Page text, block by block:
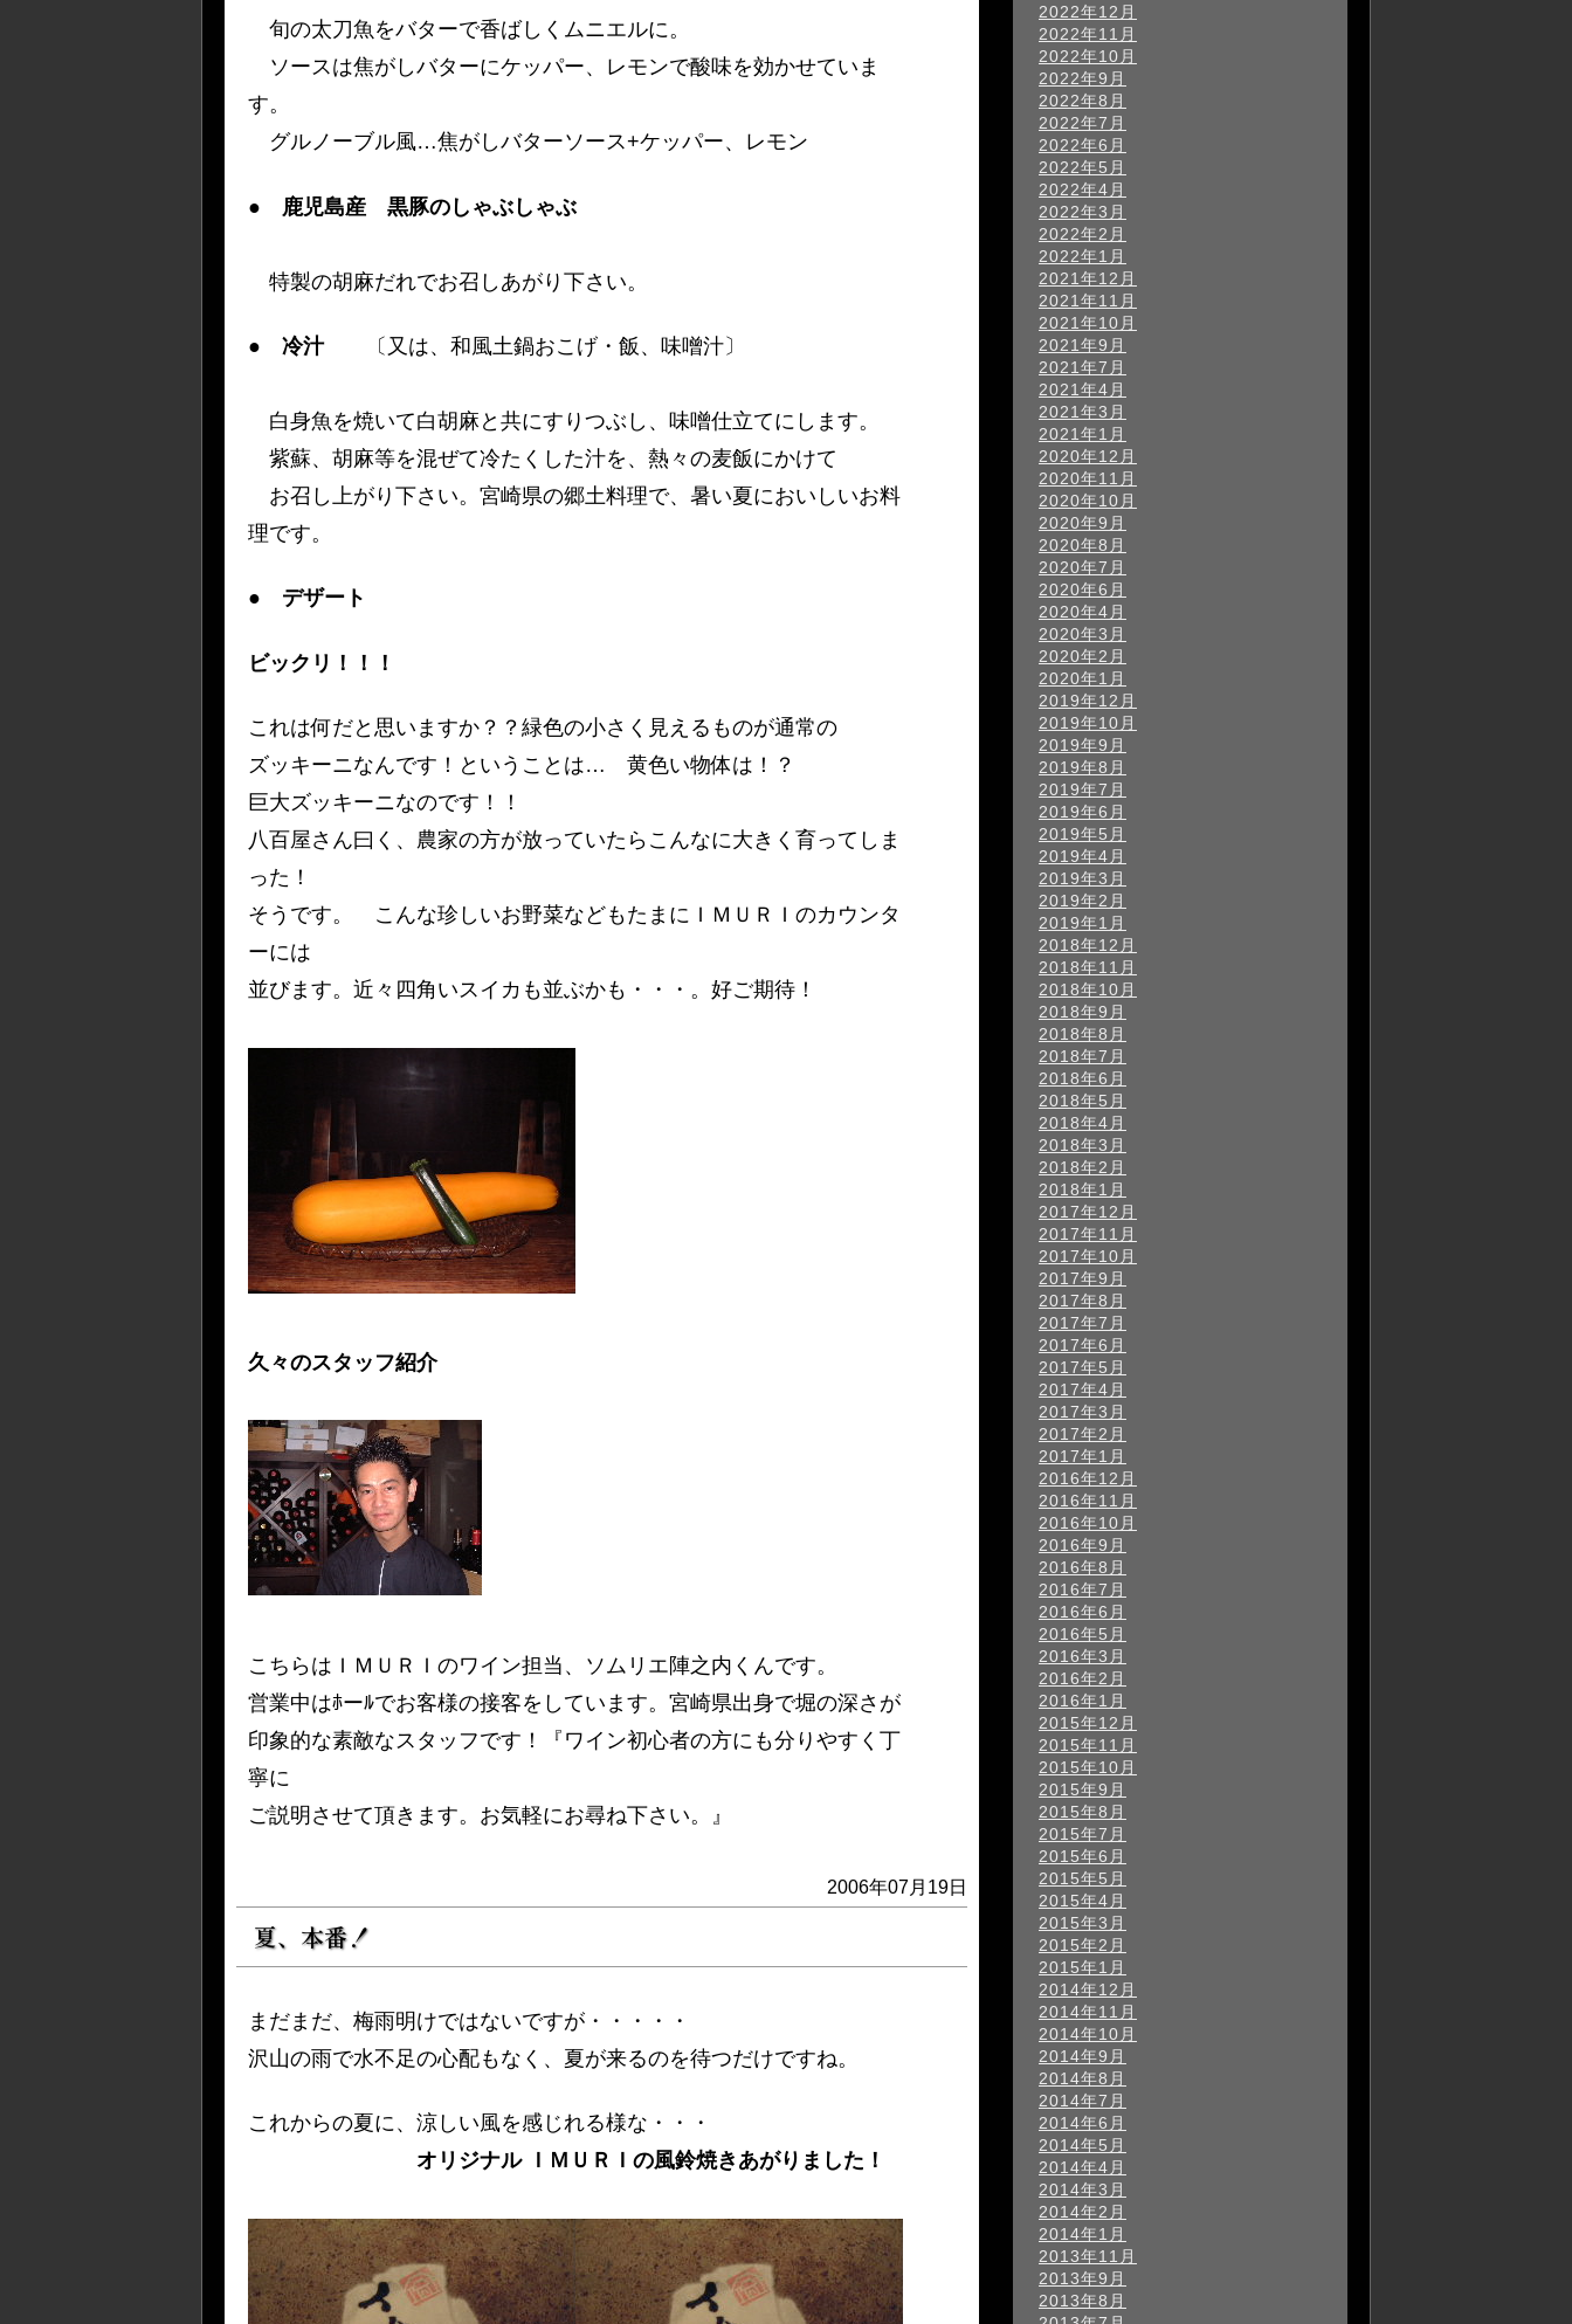
旬の太刀魚をバターで香ばしくムニエルに。
ソースは焦がしバターにケッパー、レモンで酸味を効かせていま
す。
グルノーブル風…焦がしバターソース+ケッパー、レモン
● 鹿児島産 黒豚のしゃぶしゃぶ
特製の胡麻だれでお召しあがり下さい。
● 冷汁〔又は、和風土鍋おこげ・飯、味噌汁〕
白身魚を焼いて白胡麻と共にすりつぶし、味噌仕立てにします。
紫蘇、胡麻等を混ぜて冷たくした汁を、熱々の麦飯にかけて
お召し上がり下さい。宮崎県の郷土料理で、暑い夏においしいお料
理です。
● デザート
ビックリ！！！
これは何だと思いますか？？緑色の小さく見えるものが通常の
ズッキーニなんです！ということは… 黄色い物体は！？
巨大ズッキーニなのです！！
八百屋さん曰く、農家の方が放っていたらこんなに大きく育ってしま
った！
そうです。 こんな珍しいお野菜などもたまにＩＭＵＲＩのカウンタ
ーには
並びます。近々四角いスイカも並ぶかも・・・。好ご期待！
久々のスタッフ紹介
こちらはＩＭＵＲＩのワイン担当、ソムリエ陣之内くんです。
営業中はﾎーﾙでお客様の接客をしています。宮崎県出身で堀の深さが
印象的な素敵なスタッフです！『ワイン初心者の方にも分りやすく丁
寧に
ご説明させて頂きます。お気軽にお尋ね下さい。』
2006年07月19日
夏、本番！
まだまだ、梅雨明けではないですが・・・・・
沢山の雨で水不足の心配もなく、夏が来るのを待つだけですね。
これからの夏に、涼しい風を感じれる様な・・・
オリジナル ＩＭＵＲＩの風鈴焼きあがりました！
2022年12月
2022年11月
2022年10月
2022年9月
2022年8月
2022年7月
2022年6月
2022年5月
2022年4月
2022年3月
2022年2月
2022年1月
2021年12月
2021年11月
2021年10月
2021年9月
2021年7月
2021年4月
2021年3月
2021年1月
2020年12月
2020年11月
2020年10月
2020年9月
2020年8月
2020年7月
2020年6月
2020年4月
2020年3月
2020年2月
2020年1月
2019年12月
2019年10月
2019年9月
2019年8月
2019年7月
2019年6月
2019年5月
2019年4月
2019年3月
2019年2月
2019年1月
2018年12月
2018年11月
2018年10月
2018年9月
2018年8月
2018年7月
2018年6月
2018年5月
2018年4月
2018年3月
2018年2月
2018年1月
2017年12月
2017年11月
2017年10月
2017年9月
2017年8月
2017年7月
2017年6月
2017年5月
2017年4月
2017年3月
2017年2月
2017年1月
2016年12月
2016年11月
2016年10月
2016年9月
2016年8月
2016年7月
2016年6月
2016年5月
2016年3月
2016年2月
2016年1月
2015年12月
2015年11月
2015年10月
2015年9月
2015年8月
2015年7月
2015年6月
2015年5月
2015年4月
2015年3月
2015年2月
2015年1月
2014年12月
2014年11月
2014年10月
2014年9月
2014年8月
2014年7月
2014年6月
2014年5月
2014年4月
2014年3月
2014年2月
2014年1月
2013年11月
2013年9月
2013年8月